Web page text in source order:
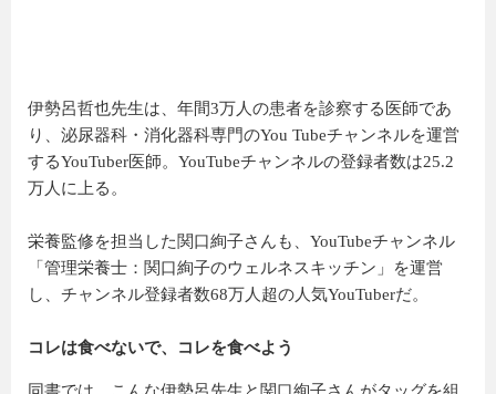
伊勢呂哲也先生は、年間3万人の患者を診察する医師であ
り、泌尿器科・消化器科専門のYou Tubeチャンネルを運営
するYouTuber医師。YouTubeチャンネルの登録者数は25.2
万人に上る。
栄養監修を担当した関口絢子さんも、YouTubeチャンネル
「管理栄養士：関口絢子のウェルネスキッチン」を運営
し、チャンネル登録者数68万人超の人気YouTuberだ。
コレは食べないで、コレを食べよう